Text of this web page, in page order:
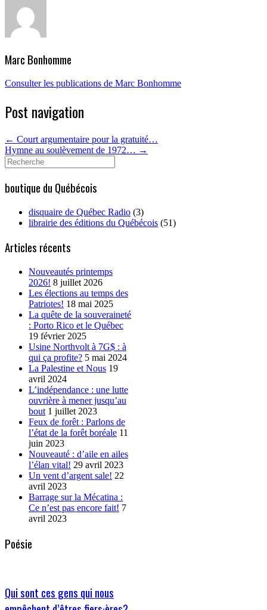
Marc Bonhomme
Consulter les publications de Marc Bonhomme
Post navigation
← Court argumentaire pour la gratuité…
Hymne au soulèvement de 1972… →
Search
for:
boutique du Québécois
disquaire de Québec Radio (3)
librairie des éditions du Québécois (51)
Articles récents
Nouveautés printemps
2026! 8 juillet 2026
Les élections au temps des
Patriotes! 18 mai 2025
La quête de la souveraineté
: Porto Rico et le Québec
19 février 2025
Usine Northvolt à 7G$ : à
qui ça profite? 5 mai 2024
La Palestine et Nous 19
avril 2024
L’indépendance : une lutte
ouvrière à mener jusqu’au
bout 1 juillet 2023
Feux de forêt : Parlons de
l’état de la forêt boréale 11
juin 2023
Nouveauté : d’aile en ailes
l’élan vital! 29 avril 2023
Un vent d’argent sale! 22
avril 2023
Barrage sur la Mécatina :
Ce n’est pas encore fait! 7
avril 2023
Poésie
Qui sont ces gens qui nous